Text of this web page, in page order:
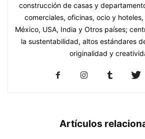
construcción de casas y
comerciales, oficinas, ocio y
México, USA, India y Otros países;
la sustentabilidad, altos estándares
originalidad y
Artículos